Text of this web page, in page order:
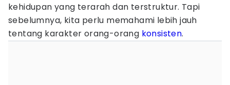
kehidupan yang terarah dan terstruktur. Tapi
sebelumnya, kita perlu memahami lebih jauh
tentang karakter orang-orang konsisten.